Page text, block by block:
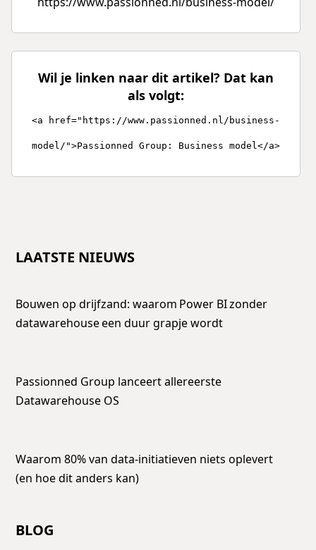
Wil je linken naar dit artikel? Dat kan
als volgt:
<a href="https://www.passionned.nl/business-
model/">Passionned Group: Business model</a>
LAATSTE NIEUWS
Bouwen op drijfzand: waarom Power BI zonder
datawarehouse een duur grapje wordt
Passionned Group lanceert allereerste
Datawarehouse OS
Waarom 80% van data-initiatieven niets oplevert
(en hoe dit anders kan)
BLOG